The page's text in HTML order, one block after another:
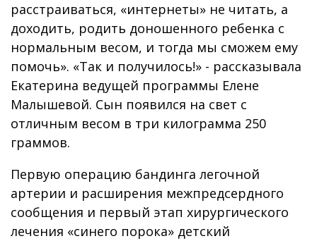
расстраиваться, «интернеты» не читать, а
доходить, родить доношенного ребенка с
нормальным весом, и тогда мы сможем ему
помочь». «Так и получилось!» - рассказывала
Екатерина ведущей программы Елене
Малышевой. Сын появился на свет с
отличным весом в три килограмма 250
граммов.
Первую операцию бандинга легочной
артерии и расширения межпредсердного
сообщения и первый этап хирургического
лечения «синего порока» детский